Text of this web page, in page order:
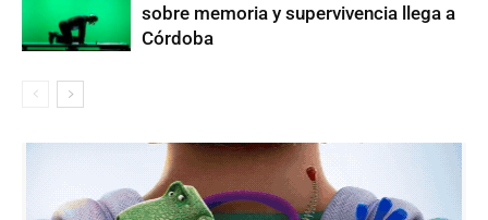
sobre memoria y supervivencia llega a
Córdoba